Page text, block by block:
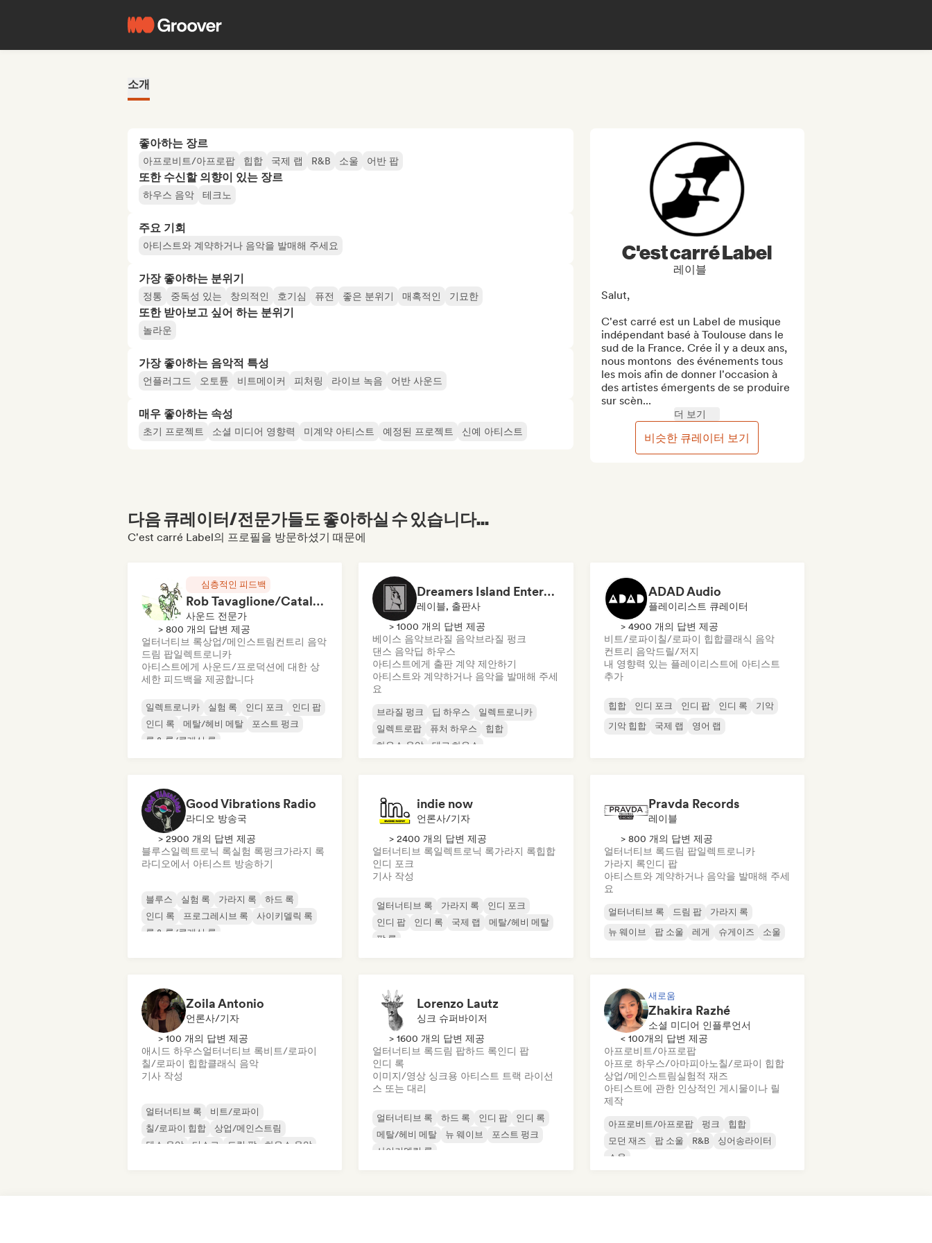
소개
좋아하는 장르
아프로비트/아프로팝 힙합 국제 랩 R&B 소울 어반 팝
또한 수신할 의향이 있는 장르
하우스 음악 테크노
주요 기회
아티스트와 계약하거나 음악을 발매해 주세요
가장 좋아하는 분위기
정통 중독성 있는 창의적인 호기심 퓨전 좋은 분위기 매혹적인 기묘한
또한 받아보고 싶어 하는 분위기
놀라운
가장 좋아하는 음악적 특성
언플러그드 오토튠 비트메이커 피처링 라이브 녹음 어반 사운드
매우 좋아하는 속성
초기 프로젝트 소셜 미디어 영향력 미계약 아티스트 예정된 프로젝트 신예 아티스트
C'est carré Label
레이블
Salut,
C'est carré est un Label de musique
indépendant basé à Toulouse dans le
sud de la France. Crée il y a deux ans,
nous montons  des événements tous
les mois afin de donner l'occasion à
des artistes émergents de se produire
sur scèn...
더 보기
비슷한 큐레이터 보기
다음 큐레이터/전문가들도 좋아하실 수 있습니다...
C'est carré Label의 프로필을 방문하셨기 때문에
심층적인 피드백
Rob Tavaglione/Catalyst Recording
사운드 전문가
> 800 개의 답변 제공
얼터너티브 록상업/메인스트림컨트리 음악
드림 팝일렉트로니카
아티스트에게 사운드/프로덕션에 대한 상
세한 피드백을 제공합니다
일렉트로니카 실험 록 인디 포크
인디 팝
인디 록
메탈/헤비 메탈
포스트 펑크
록 & 롤/클래식 록
Dreamers Island Entertainment
레이블, 출판사
> 1000 개의 답변 제공
베이스 음악브라질 음악브라질 펑크
댄스 음악딥 하우스
아티스트에게 출판 계약 제안하기
아티스트와 계약하거나 음악을 발매해 주세
요
브라질 펑크 딥 하우스
일렉트로니카
일렉트로팝
퓨처 하우스
힙합
하우스 음악
테크 하우스
ADAD Audio
플레이리스트 큐레이터
> 4900 개의 답변 제공
비트/로파이칠/로파이 힙합클래식 음악
컨트리 음악드릴/저지
내 영향력 있는 플레이리스트에 아티스트
추가
힙합 인디 포크 인디 팝 인디 록
기악
기악 힙합
국제 랩 영어 랩
Good Vibrations Radio
라디오 방송국
> 2900 개의 답변 제공
블루스일렉트로닉 록실험 록펑크가라지 록
라디오에서 아티스트 방송하기
블루스 실험 록 가라지 록
하드 록
인디 록
프로그레시브 록
사이키델릭 록
록 & 롤/클래식 록
indie now
언론사/기자
> 2400 개의 답변 제공
얼터너티브 록일렉트로닉 록가라지 록힙합
인디 포크
기사 작성
얼터너티브 록 가라지 록
인디 포크
인디 팝
인디 록 국제 랩
메탈/헤비 메탈
팝 록
Pravda Records
레이블
> 800 개의 답변 제공
얼터너티브 록드림 팝일렉트로니카
가라지 록인디 팝
아티스트와 계약하거나 음악을 발매해 주세
요
얼터너티브 록 드림 팝
가라지 록
뉴 웨이브
팝 소울 레게 슈게이즈 소울
Zoila Antonio
언론사/기자
> 100 개의 답변 제공
애시드 하우스얼터너티브 록비트/로파이
칠/로파이 힙합클래식 음악
기사 작성
얼터너티브 록
비트/로파이
칠/로파이 힙합
상업/메인스트림
댄스 음악
디스코 드림 팝 하우스 음악
Lorenzo Lautz
싱크 슈퍼바이저
> 1600 개의 답변 제공
얼터너티브 록드림 팝하드 록인디 팝
인디 록
이미지/영상 싱크용 아티스트 트랙 라이선
스 또는 대리
얼터너티브 록 하드 록 인디 팝
인디 록
메탈/헤비 메탈
뉴 웨이브
포스트 펑크
사이키델릭 록
새로움
Zhakira Razhé
소셜 미디어 인플루언서
< 100개의 답변 제공
아프로비트/아프로팝
아프로 하우스/아마피아노칠/로파이 힙합
상업/메인스트림실험적 재즈
아티스트에 관한 인상적인 게시물이나 릴
제작
아프로비트/아프로팝 펑크
힙합
모던 재즈
팝 소울 R&B
싱어송라이터
소울